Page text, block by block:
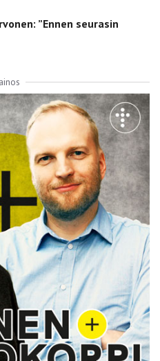
”Ennen seurasin